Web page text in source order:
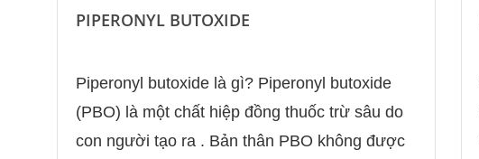
PIPERONYL BUTOXIDE
Piperonyl butoxide là gì? Piperonyl butoxide
(PBO) là một chất hiệp đồng thuốc trừ sâu do
con người tạo ra . Bản thân PBO không được